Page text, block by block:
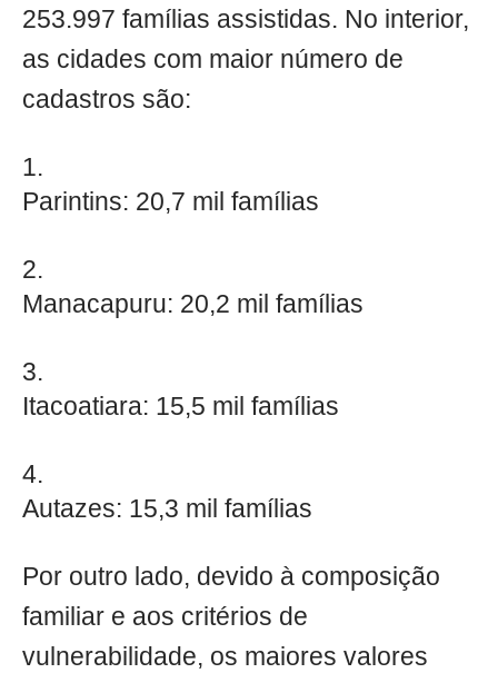
253.997 famílias assistidas. No interior,
as cidades com maior número de
cadastros são:
Parintins: 20,7 mil famílias
Manacapuru: 20,2 mil famílias
Itacoatiara: 15,5 mil famílias
Autazes: 15,3 mil famílias
Por outro lado, devido à composição
familiar e aos critérios de
vulnerabilidade, os maiores valores